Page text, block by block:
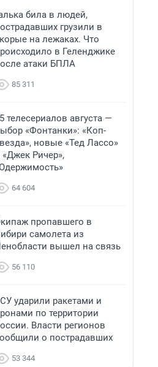
била в людей,
грузили в
на лежаках. Что
в Геленджике
атаки БПЛА
85 311
телесериалов августа —
«Фонтанки»: «Коп-
новые «Тед Лассо»
«Джек Ричер»,
64 604
пропавшего в
самолета из
вышел на связь
56 110
ударили ракетами и
по территории
Власти регионов
о пострадавших
53 344